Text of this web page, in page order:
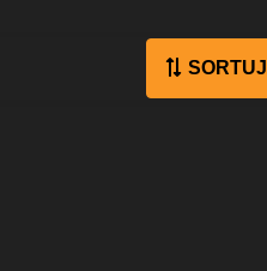
SORTUJ